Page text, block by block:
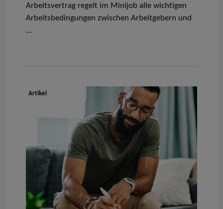
Arbeitsvertrag regelt im Minijob alle wichtigen
Arbeitsbedingungen zwischen Arbeitgebern und
…
Dokumenttyp:
Artikel